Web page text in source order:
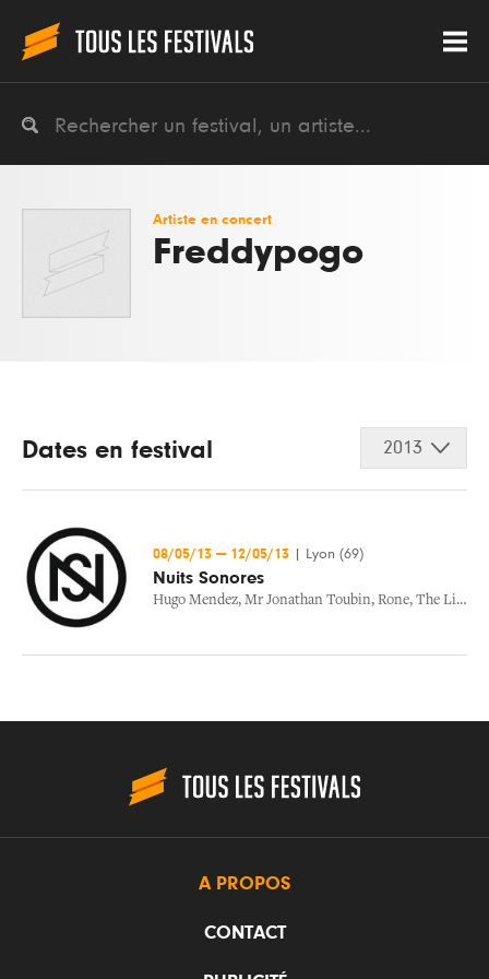
Artiste en concert
Freddypogo
Dates en festival 2013
08/05/13 — 12/05/13 Lyon (69)
Nuits Sonores
Hugo Mendez, Mr Jonathan Toubin, Rone, The Liminanas
A PROPOS
CONTACT